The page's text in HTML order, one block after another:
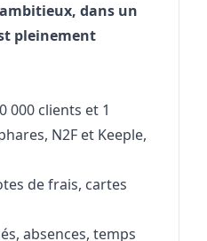
dans un
pleinement
000 clients et 1
N2F et Keeple,
de frais, cartes
absences, temps